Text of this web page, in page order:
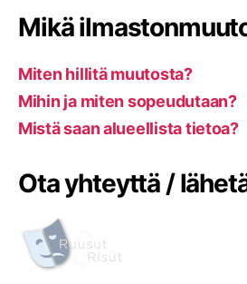
Mikä
Miten hillitä muutosta?
Mihin ja miten sopeudutaan?
Mistä saan alueellista tietoa?
Ota yhteyttä /